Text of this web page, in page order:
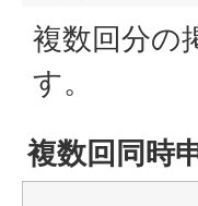
複数回分の
す。
複数回同時